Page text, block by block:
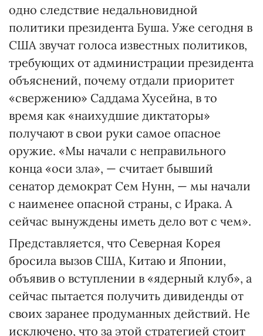
одно следствие недальновидной
политики президента Буша. Уже сегодня в
США звучат голоса известных политиков,
требующих от администрации президента
объяснений, почему отдали приоритет
«свержению» Саддама Хусейна, в то
время как «наихудшие диктаторы»
получают в свои руки самое опасное
оружие. «Мы начали с неправильного
конца «оси зла», — считает бывший
сенатор демократ Сем Нунн, — мы начали
с наименее опасной страны, с Ирака. А
сейчас вынуждены иметь дело вот с чем».
Представляется, что Северная Корея
бросила вызов США, Китаю и Японии,
объявив о вступлении в «ядерный клуб», а
сейчас пытается получить дивиденды от
своих заранее продуманных действий. Не
исключено, что за этой стратегией стоит